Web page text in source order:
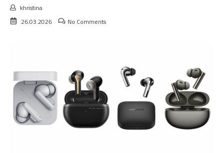
khristina
26.03.2026
No Comments